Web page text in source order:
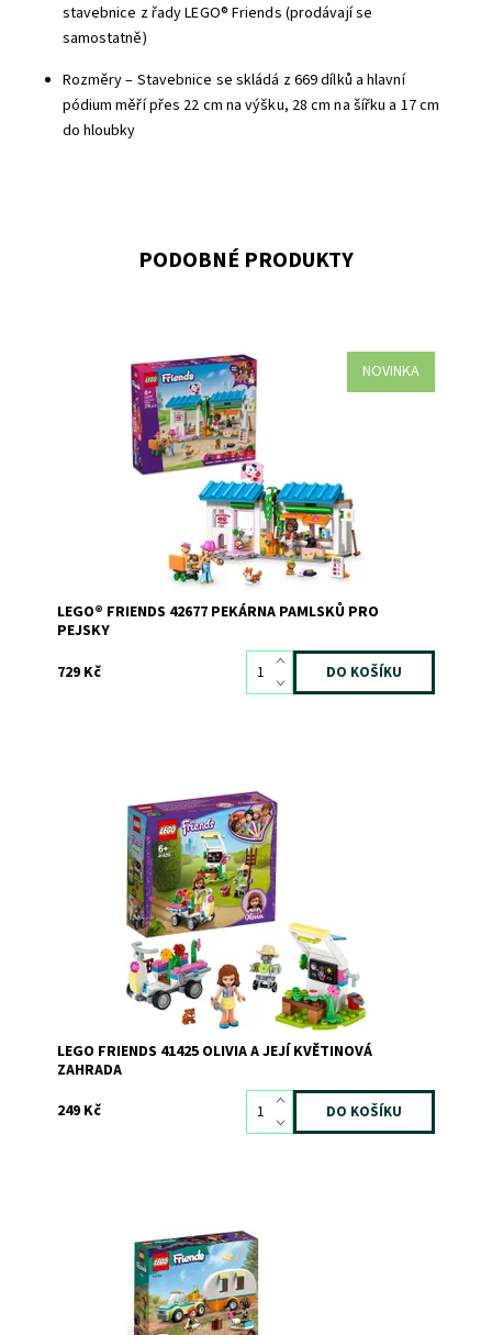
stavebnice z řady LEGO® Friends (prodávají se
samostatně)
Rozměry – Stavebnice se skládá z 669 dílků a hlavní
pódium měří přes 22 cm na výšku, 28 cm na šířku a 17 cm
do hloubky
PODOBNÉ PRODUKTY
NOVINKA
Tato stavebnice plná příběhů obsahuje 2 minipanenky, 4
hračky v podobě pejsků a spoustu doplňků pro domácí
mazlíčky, se kterými si děti užijí hodiny zábavy. Součástí
je také jídelní lístek, donuty, sušenky, pamlsky pro psy,
kost, mléko, šálky a další.
Skladem>3
LEGO® FRIENDS 42677 PEKÁRNA PAMLSKŮ PRO
PEJSKY
729 Kč
Zábava s rostlinami pro malé botaniky
Dostupnost:
Skladem>3
8021
LEGO
LEGO FRIENDS 41425 OLIVIA A JEJÍ KVĚTINOVÁ
ZAHRADA
249 Kč
Zábavný dárek na motivy kempování pro děti od 4 let
Dostupnost:
Skladem>3
11577